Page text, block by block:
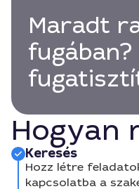
Maradt
Hogyan
Keresés
Hozz létre
kapcsolatba a